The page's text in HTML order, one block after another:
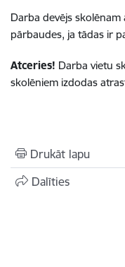
Darba devējs
pārbaudes, ja tādas ir
Atceries! Darba vietu
skolēniem izdodas
Drukāt lapu
Dalīties